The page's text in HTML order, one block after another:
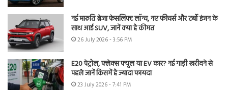
नई मारुति ब्रेजा फेसलिफ्ट लॉन्च, नए फीचर्स और टर्बो इंजन के
साथ आई SUV, जानें क्या है कीमत
26 July 2026 - 3:56 PM
E20 पेट्रोल, फ्लेक्स फ्यूल या EV कार? नई गाड़ी खरीदने से
पहले जानें किसमें है ज्यादा फायदा
23 July 2026 - 7:41 PM